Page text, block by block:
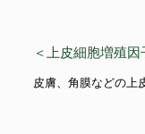
＜上皮細胞増殖因
皮膚、角膜などの上